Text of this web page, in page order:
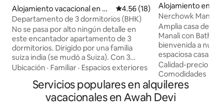
Alojamiento vacacional en M
andi
Calificación promedio: 4.56 de
4.56 (18)
Departamento de 3 dormitorios (BHK)
No se pasa por alto ningún detalle en
este encantador apartamento de 3
dormitorios. Dirigido por una familia
suiza india (se mudó a Suiza). Con 3
camas dobles grandes tamaño king, sala
puedes disfrutar de una libertad
inigualable durante tu estancia en Mandi.
Nuestro departamento tiene capacidad
Ubicación · Familiar · Espacios exteriores
Alojamiento en
Nerchowk
tránsito|Amplia
Amplia casa de
Manali con BathTub ¡Te
bienvenida a
espaciosa casa,
ubicada a lo largo
Perfecta para los
una escala
casa ofrece un
después de un
Calidad-precio
Comodidades
Servicios populares en alquileres
vacacionales en Awah Devi